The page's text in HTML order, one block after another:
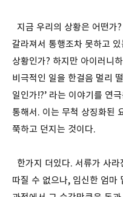
지금 우리의 상황은 어떤가
갈라져서 통행조차 못하고
상황인가? 하지만 아이러니
비극적인 일을 한걸음 멀리
일인가!?’ 라는 이야기를 연
통해서. 이는 무척 상징화된
쭉하고 던지는 것이다.
한가지 더있다. 서류가 사
따질 수 없으나, 임신한 엄마